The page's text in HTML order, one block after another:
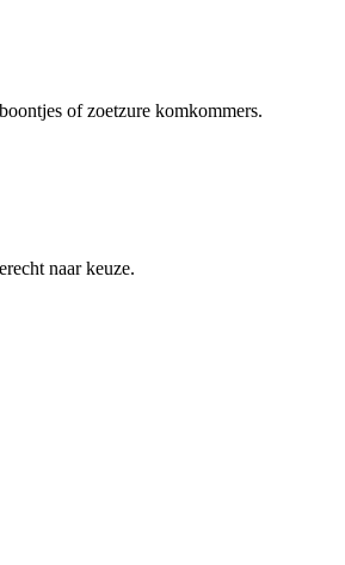
of zoetzure komkommers.
naar keuze.